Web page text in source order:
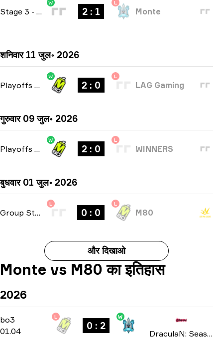
Stage 3 - bo3
W
2 : 1
L
Monte
शनिवार 11 जुल॰ 2026
Playoffs bo3
W
2 : 0
L
LAG Gaming
गुरुवार 09 जुल॰ 2026
Playoffs bo3
W
2 : 0
L
WINNERS
बुधवार 01 जुल॰ 2026
Group Stage
L
0 : 0
L
M80
और दिखाओ
Monte vs M80 का इतिहास
2026
bo3 -bo3
01.04
L
0 : 2
W
DraculaN: Season 6 2026